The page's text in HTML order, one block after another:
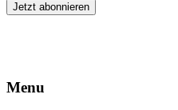
Menu